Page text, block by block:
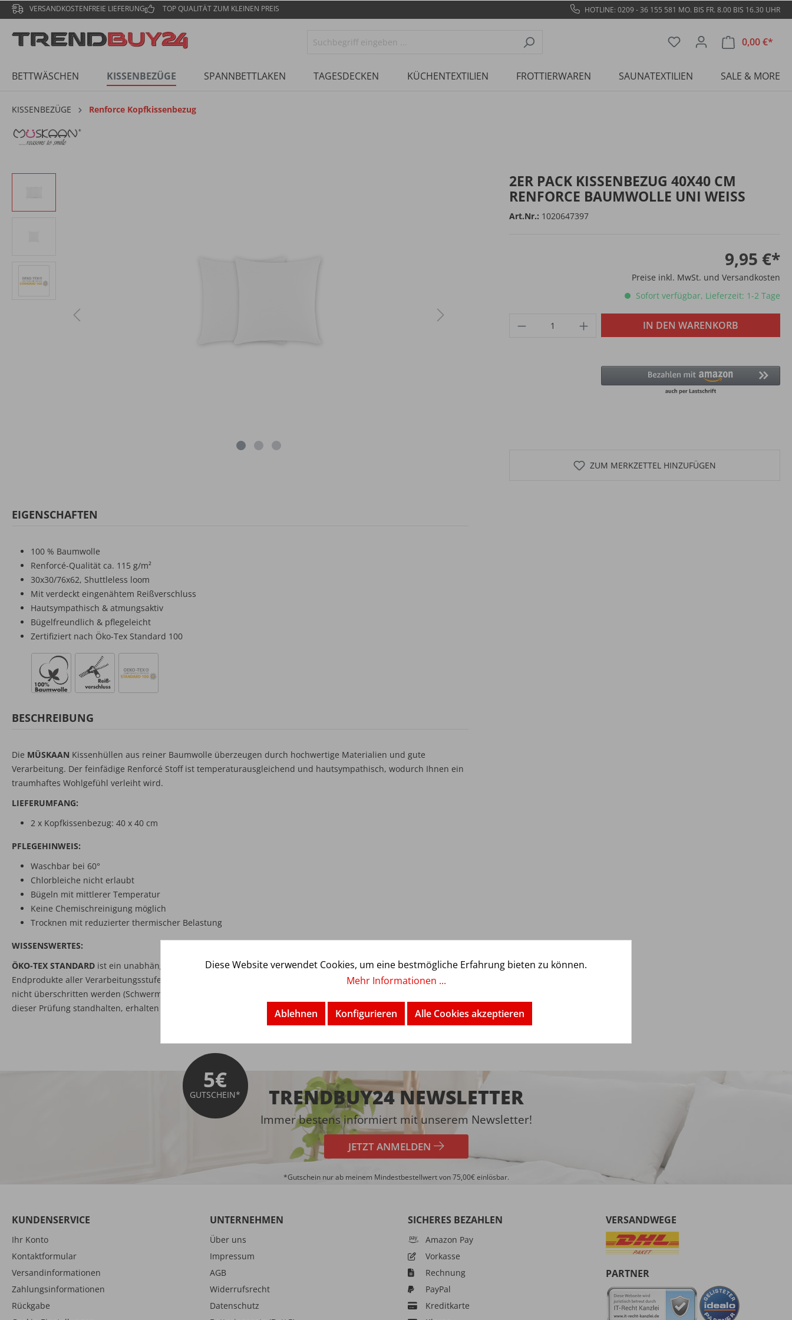
VERSANDKOSTENFREIE LIEFERUNG TOP QUALITÄT ZUM KLEINEN PREIS HOTLINE: 0209 - 36 155 581 MO. BIS FR. 8.00 BIS 16.30 UHR
0,00 €*
BETTWÄSCHEN KISSENBEZÜGE SPANNBETTLAKEN TAGESDECKEN KÜCHENTEXTILIEN FROTTIERWAREN SAUNATEXTILIEN SALE & MORE
KISSENBEZÜGE Renforce Kopfkissenbezug
2ER PACK KISSENBEZUG 40X40 CM
RENFORCE BAUMWOLLE UNI WEISS
Art.Nr.: 1020647397
9,95 €*
Preise inkl. MwSt. und Versandkosten
Sofort verfügbar, Lieferzeit: 1-2 Tage
IN DEN WARENKORB
ZUM MERKZETTEL HINZUFÜGEN
EIGENSCHAFTEN
100 % Baumwolle
Renforcé-Qualität ca. 115 g/m²
30x30/76x62, Shuttleless loom
Mit verdeckt eingenähtem Reißverschluss
Hautsympathisch & atmungsaktiv
Bügelfreundlich & pflegeleicht
Zertifiziert nach Öko-Tex Standard 100
BESCHREIBUNG
Die MÜSKAAN Kissenhüllen aus reiner Baumwolle überzeugen durch hochwertige Materialien und gute
Verarbeitung. Der feinfädige Renforcé Stoff ist temperaturausgleichend und hautsympathisch, wodurch Ihnen ein
traumhaftes Wohlgefühl verleiht wird.
LIEFERUMFANG:
2 x Kopfkissenbezug: 40 x 40 cm
PFLEGEHINWEIS:
Waschbar bei 60°
Chlorbleiche nicht erlaubt
Bügeln mit mittlerer Temperatur
Keine Chemischreinigung möglich
Trocknen mit reduzierter thermischer Belastung
WISSENSWERTES:
ÖKO-TEX STANDARD ist ein unabhängiges Prüf- und Zertifizierungssystem für textile Roh-, Zwischen- und
Endprodukte aller Verarbeitungsstufen. Hierbei wird geprüft, dass die Grenzwerte von Schadstoffe in Textilien
nicht überschritten werden (Schwermetalle, Pestizidrückstände, AZO-Farbstoffe, Formaldehyd). Die Textilien, die
dieser Prüfung standhalten, erhalten das Öko-Tex Standard 100 Zertifikat.
5€
GUTSCHEIN* TRENDBUY24 NEWSLETTER
Immer bestens informiert mit unserem Newsletter!
JETZT ANMELDEN
*Gutschein nur ab meinem Mindestbestellwert von 75,00€ einlösbar.
KUNDENSERVICE
Ihr Konto
Kontaktformular
Versandinformationen
Zahlungsinformationen
Rückgabe
UNTERNEHMEN
Über uns
Impressum
AGB
Widerrufsrecht
Datenschutz
SICHERES BEZAHLEN
Amazon Pay
Vorkasse
Rechnung
PayPal
Kreditkarte
VERSANDWEGE
PARTNER
Diese Website verwendet Cookies, um eine bestmögliche Erfahrung bieten zu können.
Mehr Informationen ...
Ablehnen Konfigurieren Alle Cookies akzeptieren